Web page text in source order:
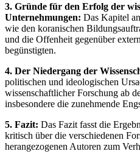
3. Gründe für den Erfolg der
Unternehmungen: Das Kapitel
wie den koranischen
und die Offenheit gegenüber
begünstigten.
4. Der Niedergang der
politischen und ideologischen
wissenschaftlicher Forschung ab
insbesondere die zunehmende
5. Fazit: Das Fazit fasst die
kritisch über die verschiedenen
herangezogenen Autoren zum